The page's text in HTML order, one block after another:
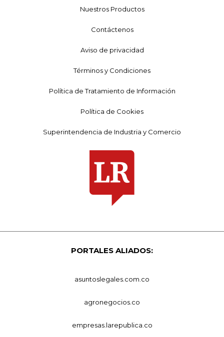
Nuestros Productos
Contáctenos
Aviso de privacidad
Términos y Condiciones
Política de Tratamiento de Información
Política de Cookies
Superintendencia de Industria y Comercio
PORTALES ALIADOS:
asuntoslegales.com.co
agronegocios.co
empresas.larepublica.co